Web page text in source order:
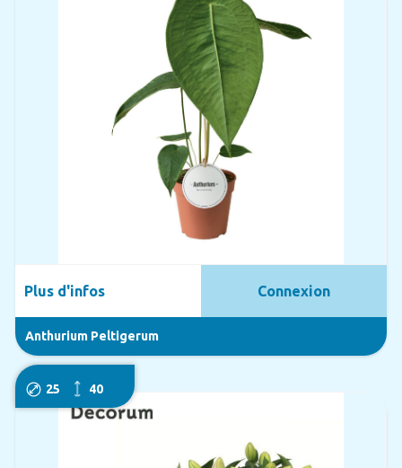
Anthurium Peltigerum
Plus d'infos Connexion
25 40